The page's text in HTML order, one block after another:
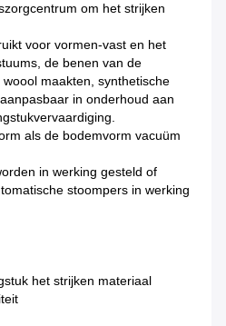
om het strijken
voor vormen-vast en het
de benen van de
maakten, synthetische
in onderhoud aan
als de bodemvorm vacuüm
in werking gesteld of
stoompers in werking
het strijken materiaal